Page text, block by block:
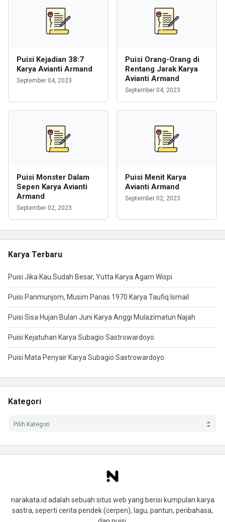
Puisi Kejadian 38:7
Karya Avianti Armand
September 04, 2023
Puisi Orang-Orang di
Rentang Jarak Karya
Avianti Armand
September 04, 2023
Puisi Monster Dalam
Sepen Karya Avianti
Armand
September 02, 2023
Puisi Menit Karya
Avianti Armand
September 02, 2023
Karya Terbaru
Puisi Jika Kau Sudah Besar, Yutta Karya Agam Wispi
Puisi Panmunjom, Musim Panas 1970 Karya Taufiq Ismail
Puisi Sisa Hujan Bulan Juni Karya Anggi Mulazimatun Najah
Puisi Kejatuhan Karya Subagio Sastrowardoyo
Puisi Mata Penyair Karya Subagio Sastrowardoyo
Kategori
narakata.id adalah sebuah situs web yang berisi kumpulan karya
sastra, seperti cerita pendek (cerpen), lagu, pantun, peribahasa,